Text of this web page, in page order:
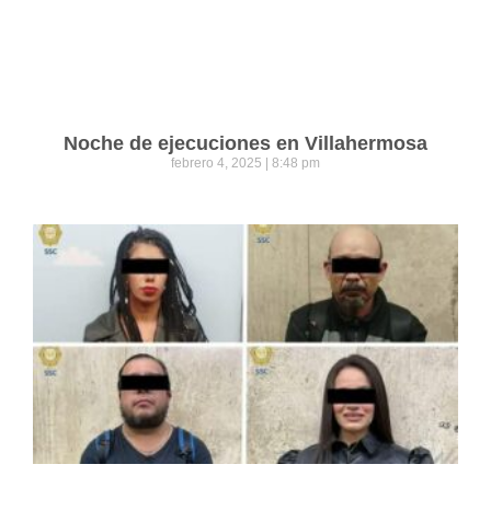
Noche de ejecuciones en Villahermosa
febrero 4, 2025 8:48 pm